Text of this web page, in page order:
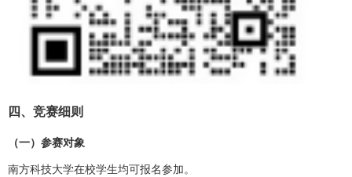
四、竞赛细则
（一）参赛对象
南方科技大学在校学生均可报名参加。